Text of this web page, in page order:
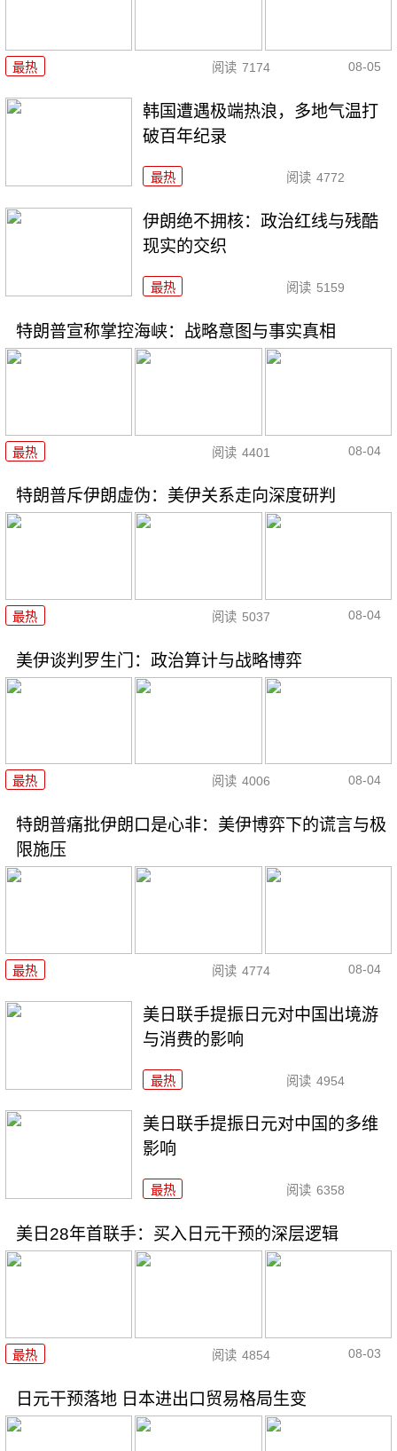
最热 阅读 7174 08-05
韩国遭遇极端热浪，多地气温打
破百年纪录
最热 阅读 4772
伊朗绝不拥核：政治红线与残酷
现实的交织
最热 阅读 5159
特朗普宣称掌控海峡：战略意图与事实真相
最热 阅读 4401 08-04
特朗普斥伊朗虚伪：美伊关系走向深度研判
最热 阅读 5037 08-04
美伊谈判罗生门：政治算计与战略博弈
最热 阅读 4006 08-04
特朗普痛批伊朗口是心非：美伊博弈下的谎言与极
限施压
最热 阅读 4774 08-04
美日联手提振日元对中国出境游
与消费的影响
最热 阅读 4954
美日联手提振日元对中国的多维
影响
最热 阅读 6358
美日28年首联手：买入日元干预的深层逻辑
最热 阅读 4854 08-03
日元干预落地 日本进出口贸易格局生变